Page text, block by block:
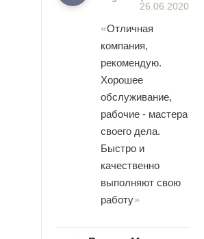
26.06.2020
Отличная
компания,
рекомендую.
Хорошее
обслуживание,
рабочие - мастера
своего дела.
Быстро и
качественно
выполняют свою
работу